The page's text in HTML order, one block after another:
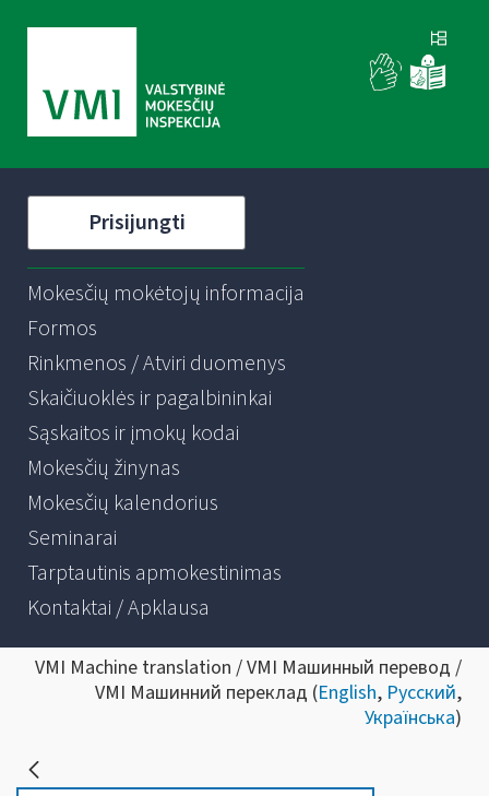
Prisijungti
Mokesčių mokėtojų informacija
Formos
Rinkmenos / Atviri duomenys
Skaičiuoklės ir pagalbininkai
Sąskaitos ir įmokų kodai
Mokesčių žinynas
Mokesčių kalendorius
Seminarai
Tarptautinis apmokestinimas
Kontaktai / Apklausa
VMI Machine translation / VMI Машинный перевод /
VMI Машинний переклад (English, Русский,
Українська)